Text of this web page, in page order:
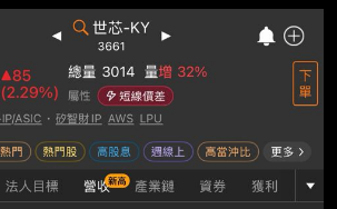
mops/web/t146sb
年迄今累計營收 去年同期累計營收
率 19,173,152 22,236,743
年07月營收 去年同期月營收 月營
2,637,889 181.78% 115
去年同期月營收 月營收成長率
15.39% 115年0